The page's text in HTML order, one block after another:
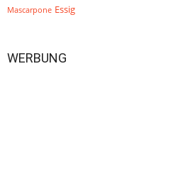
Mascarpone Essig
WERBUNG